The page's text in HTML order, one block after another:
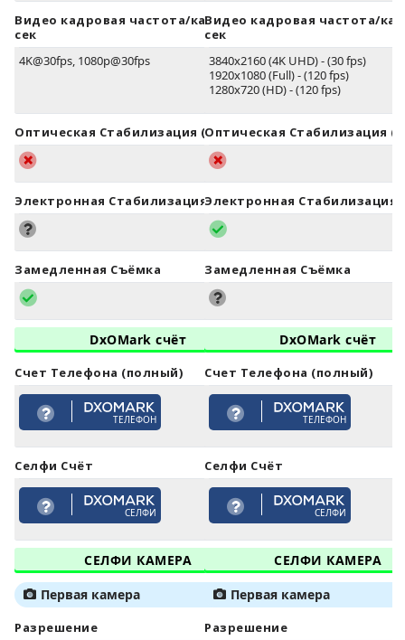
Видео кадровая частота/кадров в
сек
4K@30fps, 1080p@30fps
Оптическая Стабилизация (OIS)
Электронная Стабилизация (EIS)
Замедленная Съёмка
DxOMark счёт
Счет Телефона (полный)
ТЕЛЕФОН
Селфи Счёт
СЕЛФИ
СЕЛФИ КАМЕРА
Первая камера
Разрешение
Видео кадровая частота/
сек
3840x2160 (4K UHD) - (30 fps)
1920x1080 (Full) - (120 fps)
1280x720 (HD) - (120 fps)
Оптическая Стабилизация
Электронная Стабилизация
Замедленная Съёмка
DxOMark счёт
Счет Телефона (полный)
ТЕЛЕФОН
Селфи Счёт
СЕЛФИ
СЕЛФИ КАМЕРА
Первая камера
Разрешение